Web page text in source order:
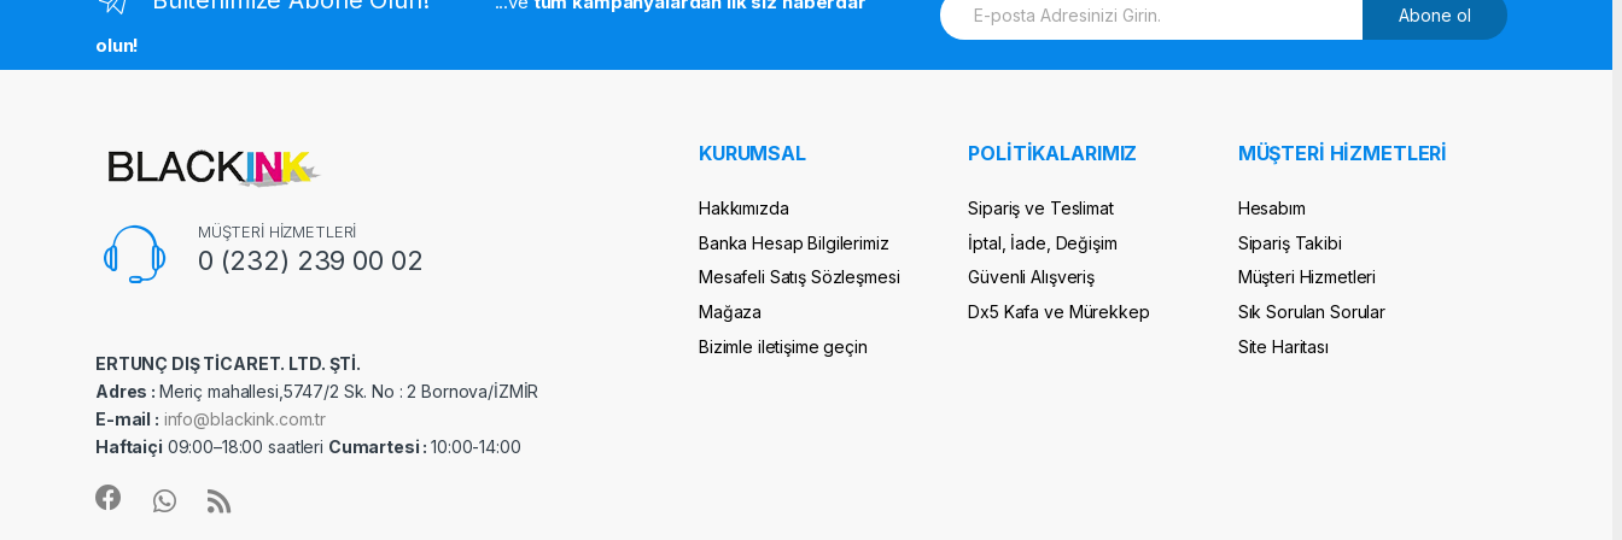
olun!
m
Abone ol
MÜŞTERİ HİZMETLERİ
0 (232) 239 00 02
ERTUNÇ DIŞ TİCARET. LTD. ŞTİ.
Adres : Meriç mahallesi,5747/2 Sk. No : 2 Bornova/İZMİR
E-mail : info@blackink.com.tr
Haftaiçi 09:00–18:00 saatleri Cumartesi :10:00-14:00
KURUMSAL
Hakkımızda
Banka Hesap Bilgilerimiz
Mesafeli Satış Sözleşmesi
Mağaza
Bizimle iletişime geçin
POLİTİKALARIMIZ
Sipariş ve Teslimat
İptal, İade, Değişim
Güvenli Alışveriş
Dx5 Kafa ve Mürekkep
MÜŞTERİ HİZMETLERİ
Hesabım
Sipariş Takibi
Müşteri Hizmetleri
Sık Sorulan Sorular
Site Haritası